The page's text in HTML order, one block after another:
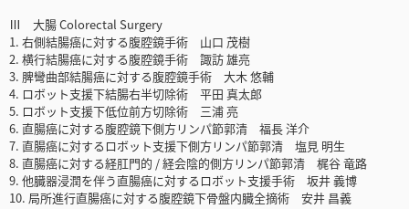
Ⅲ 大腸 Colorectal Surgery
1. 右側結腸癌に対する腹腔鏡手術 山口 茂樹
2. 横行結腸癌に対する腹腔鏡手術 諏訪 雄亮
3. 脾彎曲部結腸癌に対する腹腔鏡手術 大木 悠輔
4. ロボット支援下結腸右半切除術 平田 真太郎
5. ロボット支援下低位前方切除術 三浦 亮
6. 直腸癌に対する腹腔鏡下側方リンパ節郭清 福長 洋介
7. 直腸癌に対するロボット支援下側方リンパ節郭清 塩見 明生
8. 直腸癌に対する経肛門的 / 経会陰的側方リンパ節郭清 梶谷 竜路
9. 他臓器浸潤を伴う直腸癌に対するロボット支援手術 坂井 義博
10. 局所進行直腸癌に対する腹腔鏡下骨盤内臓全摘術 安井 昌義